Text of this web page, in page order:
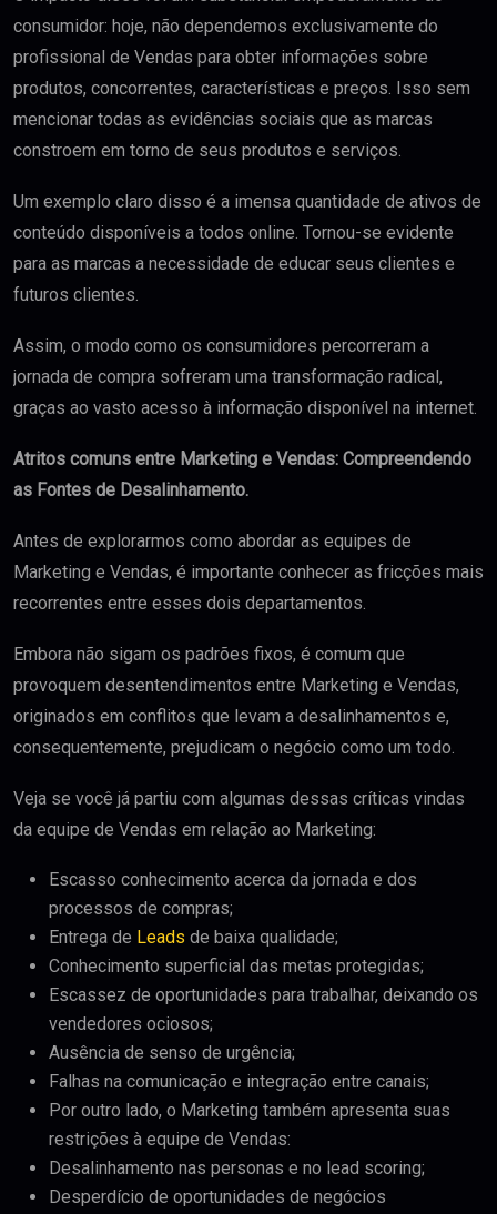
consumidor: hoje, não dependemos exclusivamente do
profissional de Vendas para obter informações sobre
produtos, concorrentes, características e preços. Isso sem
mencionar todas as evidências sociais que as marcas
constroem em torno de seus produtos e serviços.
Um exemplo claro disso é a imensa quantidade de ativos de
conteúdo disponíveis a todos online. Tornou-se evidente
para as marcas a necessidade de educar seus clientes e
futuros clientes.
Assim, o modo como os consumidores percorreram a
jornada de compra sofreram uma transformação radical,
graças ao vasto acesso à informação disponível na internet.
Atritos comuns entre Marketing e Vendas: Compreendendo
as Fontes de Desalinhamento.
Antes de explorarmos como abordar as equipes de
Marketing e Vendas, é importante conhecer as fricções mais
recorrentes entre esses dois departamentos.
Embora não sigam os padrões fixos, é comum que
provoquem desentendimentos entre Marketing e Vendas,
originados em conflitos que levam a desalinhamentos e,
consequentemente, prejudicam o negócio como um todo.
Veja se você já partiu com algumas dessas críticas vindas
da equipe de Vendas em relação ao Marketing:
Escasso conhecimento acerca da jornada e dos
processos de compras;
Entrega de Leads de baixa qualidade;
Conhecimento superficial das metas protegidas;
Escassez de oportunidades para trabalhar, deixando os
vendedores ociosos;
Ausência de senso de urgência;
Falhas na comunicação e integração entre canais;
Por outro lado, o Marketing também apresenta suas
restrições à equipe de Vendas:
Desalinhamento nas personas e no lead scoring;
Desperdício de oportunidades de negócios